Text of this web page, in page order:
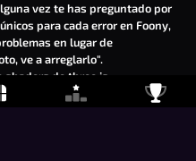
vez te has preguntado por
para cada error en Foony,
en lugar de
ve a arreglarlo".
shaders de three.js